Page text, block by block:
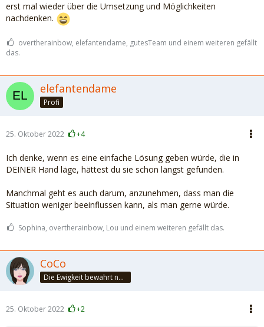
erst mal wieder über die Umsetzung und Möglichkeiten
nachdenken.
overtherainbow, elefantendame, gutesTeam und einem weiteren gefällt
das.
elefantendame
Profi
25. Oktober 2022 +4
Ich denke, wenn es eine einfache Lösung geben würde, die in
DEINER Hand läge, hättest du sie schon längst gefunden.
Manchmal geht es auch darum, anzunehmen, dass man die
Situation weniger beeinflussen kann, als man gerne würde.
Sophina, overtherainbow, Lou und einem weiteren gefällt das.
CoCo
Die Ewigkeit bewahrt nur die Liebe, weil sie von gleicher Natur ist. ~Khalil Gibran~
25. Oktober 2022 +2